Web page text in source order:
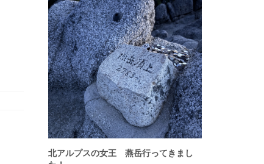
北アルプスの女王 燕岳行ってきまし